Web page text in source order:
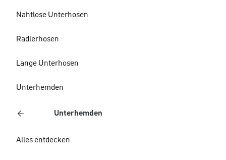
Nahtlose Unterhosen
Radlerhosen
Lange Unterhosen
Unterhemden
Unterhemden
Alles entdecken